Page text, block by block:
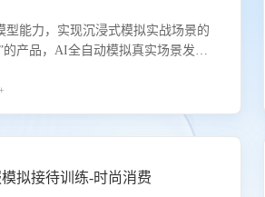
型能力，实现沉浸式模拟实战场景的
的产品，AI全自动模拟真实场景发生
服能力。
拟接待训练-时尚消费